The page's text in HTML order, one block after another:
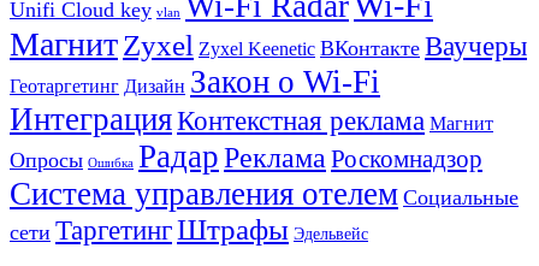
Unifi Cloud key vlan
МагнитZyxel Zyxel Keenetic ВКонтакте Ваучеры
Геотаргетинг Дизайн Закон о Wi-Fi
ИнтеграцияКонтекстная реклама Магнит
Опросы Ошибка РадарРеклама Роскомнадзор
Система управления отелем Социальные
сети ТаргетингШтрафы Эдельвейс